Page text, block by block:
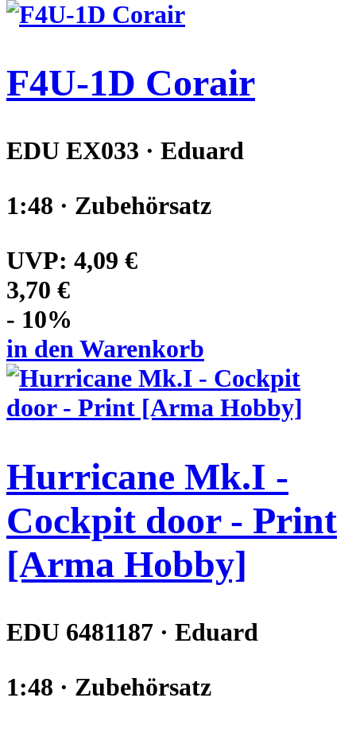
F4U-1D Corair
EDU EX033 · Eduard
1:48 · Zubehörsatz
UVP: 4,09 €
3,70 €
- 10%
in den Warenkorb
Hurricane Mk.I -
Cockpit door - Print
[Arma Hobby]
EDU 6481187 · Eduard
1:48 · Zubehörsatz